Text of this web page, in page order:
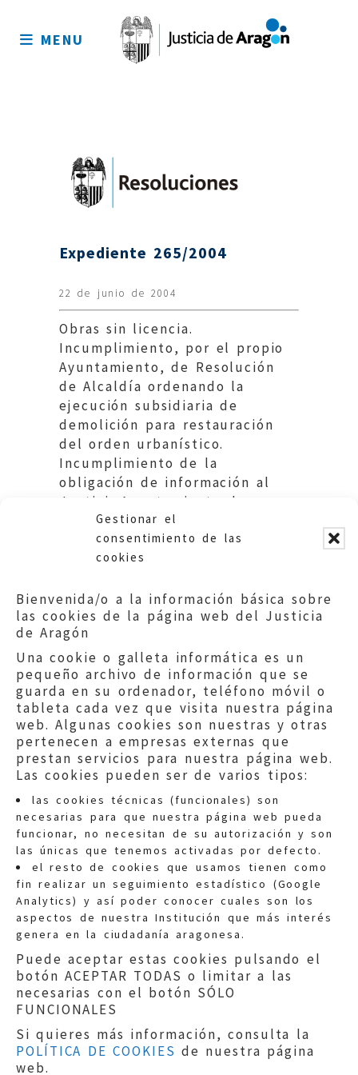
Gestionar el
consentimiento de las
cookies
Bienvenida/o a la información básica sobre
las cookies de la página web del Justicia
de Aragón
Una cookie o galleta informática es un
pequeño archivo de información que se
guarda en su ordenador, teléfono móvil o
tableta cada vez que visita nuestra página
web. Algunas cookies son nuestras y otras
pertenecen a empresas externas que
prestan servicios para nuestra página web.
Las cookies pueden ser de varios tipos:
las cookies técnicas (funcionales) son
necesarias para que nuestra página web pueda
funcionar, no necesitan de su autorización y son
las únicas que tenemos activadas por defecto.
el resto de cookies que usamos tienen como
fin realizar un seguimiento estadístico (Google
Analytics) y así poder conocer cuales son los
aspectos de nuestra Institución que más interés
genera en la ciudadanía aragonesa.
Puede aceptar estas cookies pulsando el
botón ACEPTAR TODAS o limitar a las
necesarias con el botón SÓLO
FUNCIONALES
Si quieres más información, consulta la
POLÍTICA DE COOKIES de nuestra página
web.
sitio
MENU
Expediente 265/2004
22 de junio de 2004
Obras sin licencia.
Incumplimiento, por el propio
Ayuntamiento, de Resolución
de Alcaldía ordenando la
ejecución subsidiaria de
demolición para restauración
del orden urbanístico.
Incumplimiento de la
obligación de información al
Justicia.Ayuntamiento de
Huesca
Quejas:quejas@eljusticiadearagon.es
Información general:
informacion@eljusticiadearagon.es
Teléfonos:900 210 210/
Aviso legal|Política de privacidad|